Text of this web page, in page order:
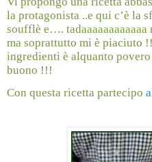
la protagonista ..e qui c’è la
soufflè e….
ma soprattutto mi è piaciuto
ingredienti è alquanto
buono !!!
Con questa ricetta partecipo